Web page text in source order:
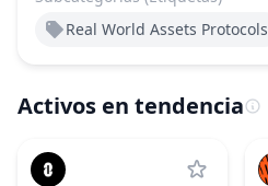
Real World Assets Protocols
Activos en tendencia